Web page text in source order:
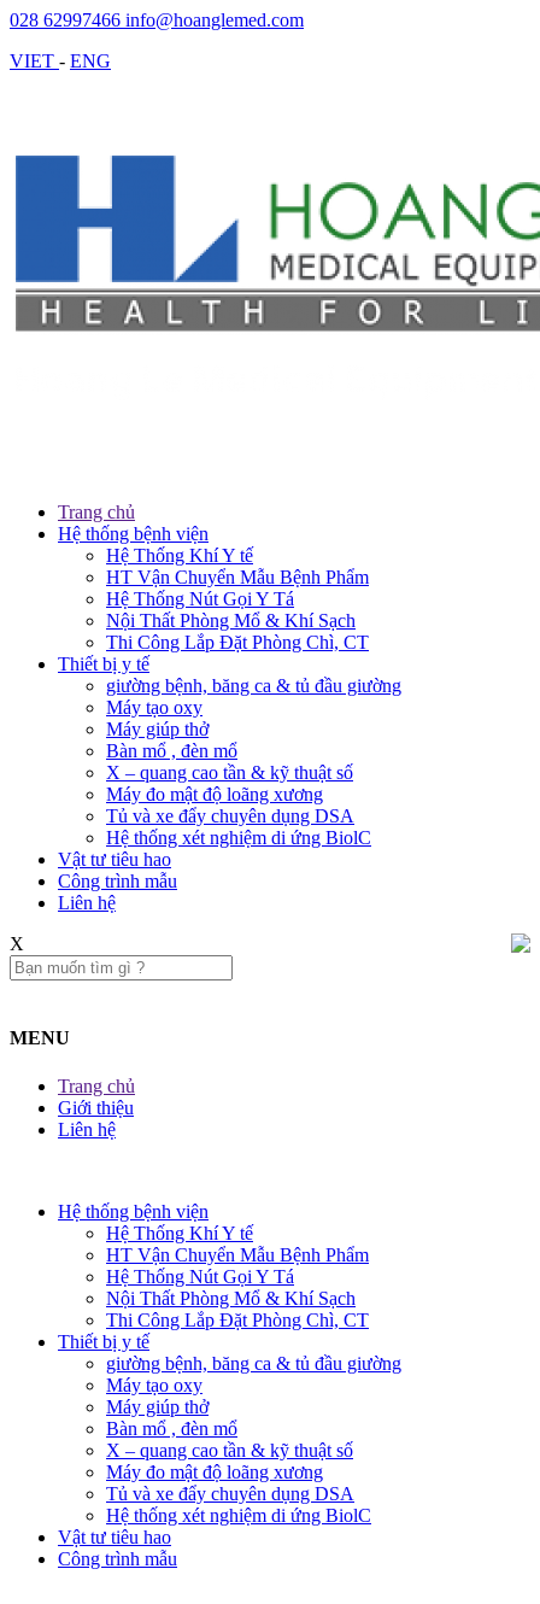
028 62997466 info@hoanglemed.com
VIET - ENG
Trang chủ
Hệ thống bệnh viện
Hệ Thống Khí Y tế
HT Vận Chuyển Mẫu Bệnh Phẩm
Hệ Thống Nút Gọi Y Tá
Nội Thất Phòng Mổ & Khí Sạch
Thi Công Lắp Đặt Phòng Chì, CT
Thiết bị y tế
giường bệnh, băng ca & tủ đầu giường
Máy tạo oxy
Máy giúp thở
Bàn mổ , đèn mổ
X – quang cao tần & kỹ thuật số
Máy đo mật độ loãng xương
Tủ và xe đẩy chuyên dụng DSA
Hệ thống xét nghiệm di ứng BiolC
Vật tư tiêu hao
Công trình mẫu
Liên hệ​
X
MENU
Trang chủ
Giới thiệu
Liên hệ​
Hệ thống bệnh viện
Hệ Thống Khí Y tế
HT Vận Chuyển Mẫu Bệnh Phẩm
Hệ Thống Nút Gọi Y Tá
Nội Thất Phòng Mổ & Khí Sạch
Thi Công Lắp Đặt Phòng Chì, CT
Thiết bị y tế
giường bệnh, băng ca & tủ đầu giường
Máy tạo oxy
Máy giúp thở
Bàn mổ , đèn mổ
X – quang cao tần & kỹ thuật số
Máy đo mật độ loãng xương
Tủ và xe đẩy chuyên dụng DSA
Hệ thống xét nghiệm di ứng BiolC
Vật tư tiêu hao
Công trình mẫu